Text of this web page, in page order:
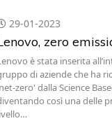
29-01-2023
zero
è stata inserita
di aziende che ha
zero' dalla Science
così una delle